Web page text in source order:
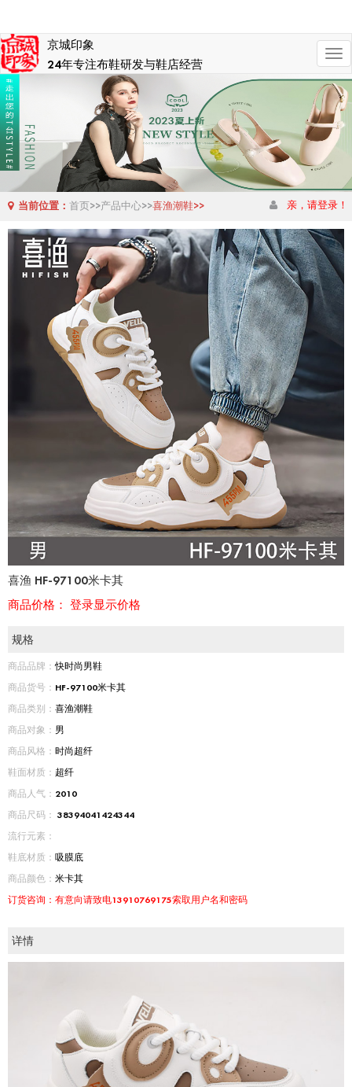
切
换
导
航
京城印象
24年专注布鞋研发与鞋店经营
当前位置： 首页>>产品中心>>喜渔潮鞋>> 亲，请登录！
喜渔 HF-97100米卡其
商品价格： 登录显示价格
规格
商品品牌：快时尚男鞋
商品货号： HF-97100米卡其
商品类别： 喜渔潮鞋
商品对象： 男
商品风格： 时尚超纤
鞋面材质： 超纤
商品人气： 2010
商品尺码： 38394041 424344
流行元素：
鞋底材质： 吸膜底
商品颜色： 米卡其
订货咨询：有意向请致电13910769175索取用户名和密码
详情